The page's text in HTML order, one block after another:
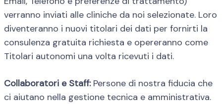
verranno inviati alle cliniche da noi selezionate. Loro
diventeranno i nuovi titolari dei dati per fornirti la
consulenza gratuita richiesta e opereranno come
Titolari autonomi una volta ricevuti i dati.
Collaboratori e Staff:Persone di nostra fiducia che
ci aiutano nella gestione tecnica e amministrativa.